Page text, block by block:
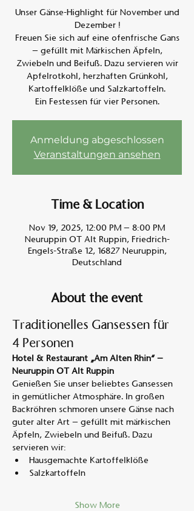
Unser Gänse-Highlight für November und
Dezember !
Freuen Sie sich auf eine ofenfrische Gans
– gefüllt mit Märkischen Äpfeln,
Zwiebeln und Beifuß. Dazu servieren wir
Apfelrotkohl, herzhaften Grünkohl,
Kartoffelklöße und Salzkartoffeln.
Ein Festessen für vier Personen.
Anmeldung abgeschlossen
Veranstaltungen ansehen
Time & Location
Nov 19, 2025, 12:00 PM – 8:00 PM
Neuruppin OT Alt Ruppin, Friedrich-
Engels-Straße 12, 16827 Neuruppin,
Deutschland
About the event
Traditionelles Gansessen für
4 Personen
Hotel & Restaurant „Am Alten Rhin“ –
Neuruppin OT Alt Ruppin
Genießen Sie unser beliebtes Gansessen
in gemütlicher Atmosphäre. In großen
Backröhren schmoren unsere Gänse nach
guter alter Art – gefüllt mit märkischen
Äpfeln, Zwiebeln und Beifuß. Dazu
servieren wir:
Hausgemachte Kartoffelklöße
Salzkartoffeln
Show More